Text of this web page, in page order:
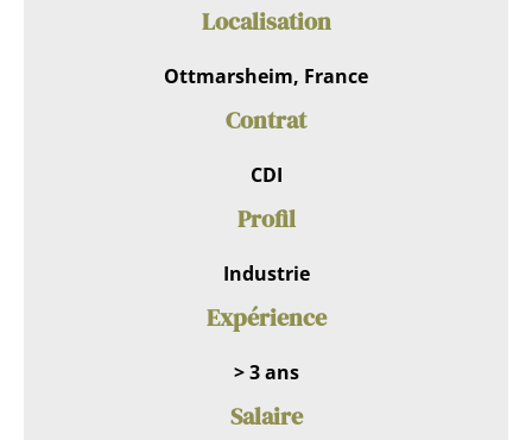
Localisation
Ottmarsheim, France
Contrat
CDI
Profil
Industrie
Expérience
> 3 ans
Salaire